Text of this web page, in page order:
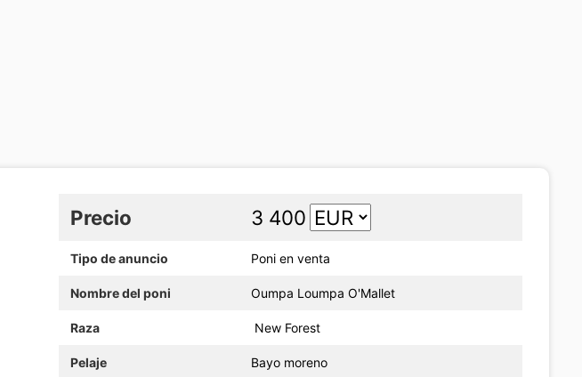
Precio 3 400
Tipo de anuncio Poni en venta
Nombre del poni Oumpa Loumpa O'Mallet
Raza New Forest
Pelaje Bayo moreno